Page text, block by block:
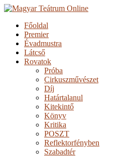
Főoldal
Premier
Évadmustra
Látcső
Rovatok
Próba
Cirkuszművészet
Díj
Határtalanul
Kitekintő
Könyv
Kritika
POSZT
Reflektorfényben
Szabadtér